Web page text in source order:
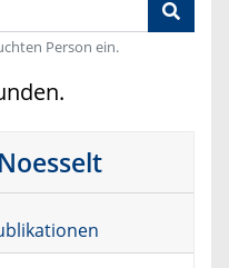
Person ein.